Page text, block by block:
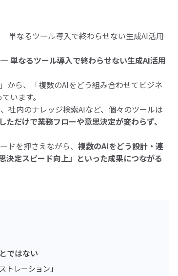
単なるツール導入で終わらせない生成AI活用
単なるツール導入で終わらせない生成AI活用
から、「複数のAIをどう組み合わせてビジネ
います。
社内のナレッジ検索AIなど、個々のツールは
ただけで業務フローや意思決定が変わらず、
ドを押さえながら、 複数のAIをどう設計・連
決定スピード向上」といった成果につながる
ではない
トレーション」